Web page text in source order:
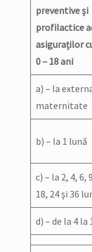
preventive şi
profilactice
asiguraţilor
0 – 18 ani
a) – la
maternitate
b) – la 1 lună
c) – la 2, 4, 6,
18, 24 şi 36
d) – de la 4 la